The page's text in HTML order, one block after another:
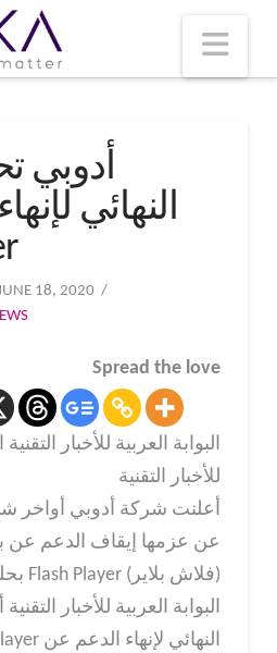
أدوبي
النهائي
18, 2020
Spread the love
البوابة العربية للأخبار التقنية
للأخبار التقنية
عن عزمها إيقاف الدعم عن
(فلاش بلاير) Flash Player بحلول
البوابة العربية للأخبار
النهائي لإنهاء الدعم عن Flash Player